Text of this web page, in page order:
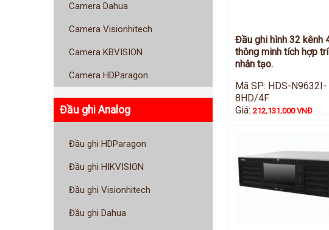
Camera Dahua
Camera Visionhitech
Camera KBVISION
Camera HDParagon
Đầu ghi Analog
Đầu ghi HDParagon
Đầu ghi HIKVISION
Đầu ghi Visionhitech
Đầu ghi Dahua
Đầu ghi hình 32 kênh
thông minh tích hợp
nhân tạo.
Mã SP: HDS-N9632I-
8HD/4F
Giá: 212,131,000 VNĐ